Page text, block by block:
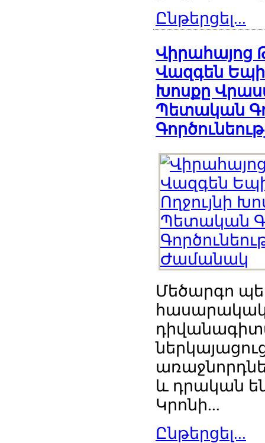
Ընթերցել...
Վիրահայոց
Վազգեն
Խոսքը
Պետական
Մեծարգո
և դրական
Կրոնի...
Ընթերցել...